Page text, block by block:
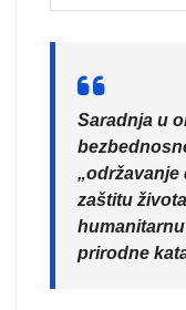
Saradnja u
„održavanje
zaštitu
prirodne